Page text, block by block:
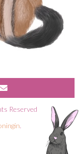
Reserved
.